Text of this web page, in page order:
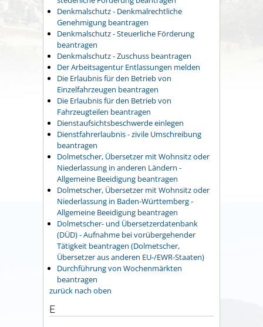
Denkmalschutz - Denkmalrechtliche
Genehmigung beantragen
Denkmalschutz - Steuerliche Förderung
beantragen
Denkmalschutz - Zuschuss beantragen
Der Arbeitsagentur Entlassungen melden
Die Erlaubnis für den Betrieb von
Einzelfahrzeugen beantragen
Die Erlaubnis für den Betrieb von
Fahrzeugteilen beantragen
Dienstaufsichtsbeschwerde einlegen
Dienstfahrerlaubnis - zivile Umschreibung
beantragen
Dolmetscher, Übersetzer mit Wohnsitz oder
Niederlassung in anderen Ländern -
Allgemeine Beeidigung beantragen
Dolmetscher, Übersetzer mit Wohnsitz oder
Niederlassung in Baden-Württemberg -
Allgemeine Beeidigung beantragen
Dolmetscher- und Übersetzerdatenbank
(DÜD) - Aufnahme bei vorübergehender
Tätigkeit beantragen (Dolmetscher,
Übersetzer aus anderen EU-/EWR-Staaten)
Durchführung von Wochenmärkten
beantragen
zurück nach oben
E